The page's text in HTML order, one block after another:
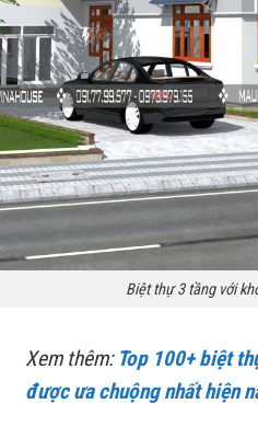
Biệt thự 3 tầng với
Xem thêm: Top 100+ biệt
được ưa chuộng nhất hiện